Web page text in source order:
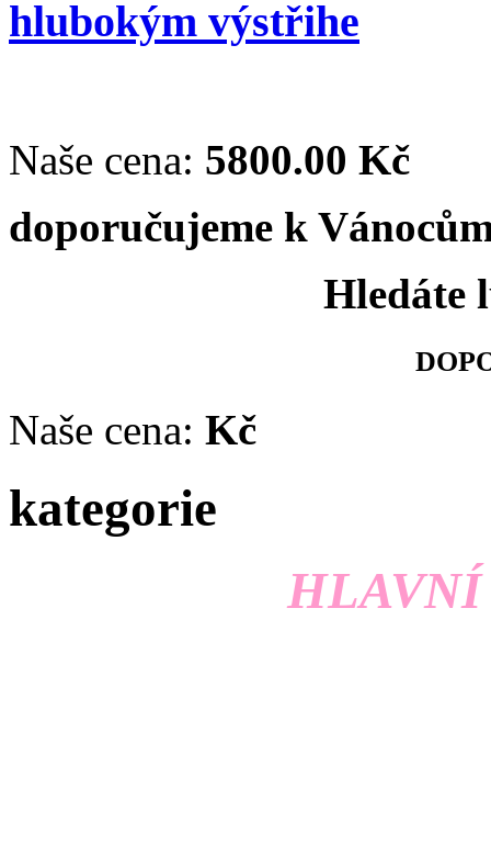
hlubokým výstřihe
Naše cena: 5800.00 Kč
doporučujeme k
Hledáte
Naše cena: Kč
kategorie
HLAVNÍ